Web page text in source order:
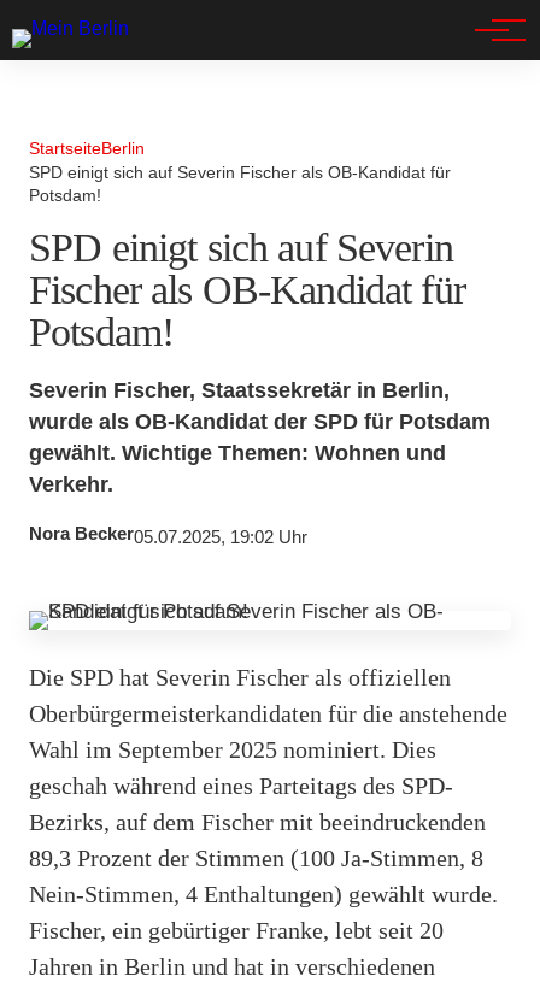
StartseiteBerlin
SPD einigt sich auf Severin Fischer als OB-Kandidat für
Potsdam!
SPD einigt sich auf Severin
Fischer als OB-Kandidat für
Potsdam!
Severin Fischer, Staatssekretär in Berlin,
wurde als OB-Kandidat der SPD für Potsdam
gewählt. Wichtige Themen: Wohnen und
Verkehr.
Nora Becker05.07.2025, 19:02 Uhr
Die SPD hat Severin Fischer als offiziellen
Oberbürgermeisterkandidaten für die anstehende
Wahl im September 2025 nominiert. Dies
geschah während eines Parteitags des SPD-
Bezirks, auf dem Fischer mit beeindruckenden
89,3 Prozent der Stimmen (100 Ja-Stimmen, 8
Nein-Stimmen, 4 Enthaltungen) gewählt wurde.
Fischer, ein gebürtiger Franke, lebt seit 20
Jahren in Berlin und hat in verschiedenen